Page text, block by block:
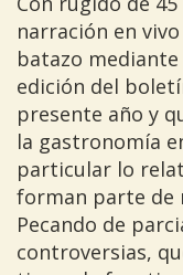
narración en
batazo
edición del
presente año y
la gastronomía
particular lo
forman parte de
Pecando de
controversias,